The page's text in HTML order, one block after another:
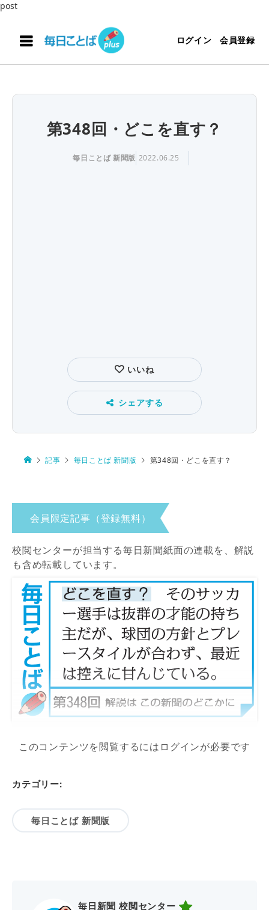
post
ログイン 会員登録
第348回・どこを直す？
毎日ことば 新聞版 2022.06.25
いいね
シェアする
記事 毎日ことば 新聞版 第348回・どこを直す？
会員限定記事（登録無料）
校閲センターが担当する毎日新聞紙面の連載を、解説
も含め転載しています。
このコンテンツを閲覧するにはログインが必要です
カテゴリー:
毎日ことば 新聞版
毎日新聞 校閲センター